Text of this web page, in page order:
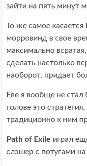
зайти на пять минут
То же самое касается
морровинд в свое
максимально
сделать настолько
наоборот, придает
Еве я вообще не стал
голове это
традиционно к ним
Path of Exile играл
слэшер с потугами